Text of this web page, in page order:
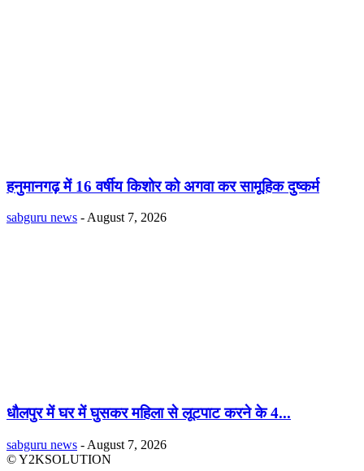
हनुमानगढ़ में 16 वर्षीय किशोर को अगवा कर सामूहिक दुष्कर्म
sabguru news - August 7, 2026
धौलपुर में घर में घुसकर महिला से लूटपाट करने के 4...
sabguru news - August 7, 2026
© Y2KSOLUTION